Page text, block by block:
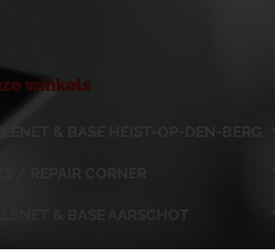
winkels
& BASE HEIST-OP-DEN-BERG